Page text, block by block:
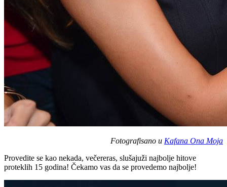
Fotografisano u Kafana Ona Moja
Provedite se kao nekada, večereras, slušajuži najbolje hitove
proteklih 15 godina! Čekamo vas da se provedemo najbolje!